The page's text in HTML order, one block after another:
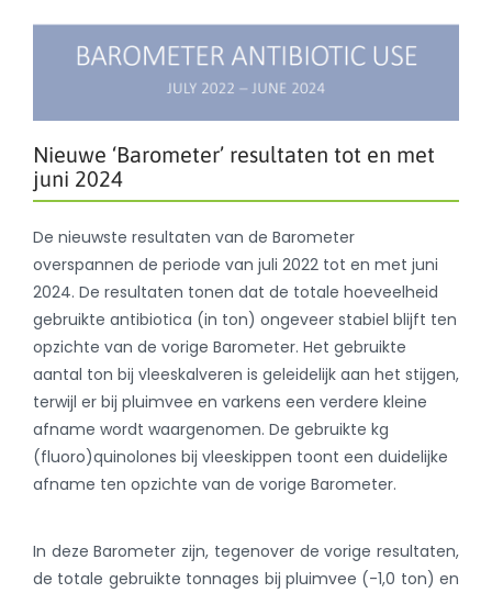
Nieuwe ‘Barometer’ resultaten tot en met
juni 2024
De nieuwste resultaten van de Barometer
overspannen de periode van juli 2022 tot en met juni
2024. De resultaten tonen dat de totale hoeveelheid
gebruikte antibiotica (in ton) ongeveer stabiel blijft ten
opzichte van de vorige Barometer. Het gebruikte
aantal ton bij vleeskalveren is geleidelijk aan het stijgen,
terwijl er bij pluimvee en varkens een verdere kleine
afname wordt waargenomen. De gebruikte kg
(fluoro)quinolones bij vleeskippen toont een duidelijke
afname ten opzichte van de vorige Barometer.
In deze Barometer zijn, tegenover de vorige resultaten,
de totale gebruikte tonnages bij pluimvee (-1,0 ton) en